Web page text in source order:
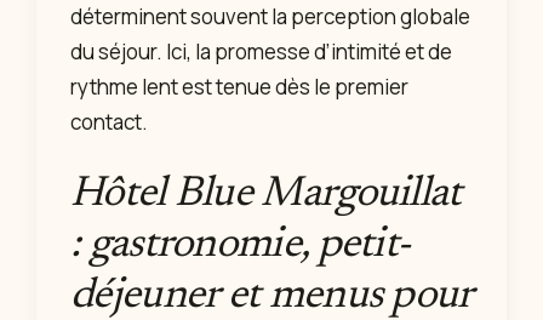
déterminent souvent la perception globale
du séjour. Ici, la promesse d’intimité et de
rythme lent est tenue dès le premier
contact.
Hôtel Blue Margouillat
: gastronomie, petit-
déjeuner et menus pour